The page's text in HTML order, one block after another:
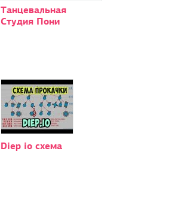
Танцевальная
Студия Пони
Diep io схема